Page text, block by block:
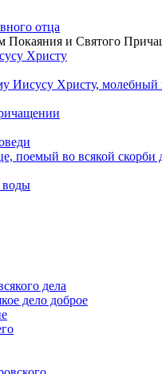
отца
Покаяния и Святого
Христу
Иисусу Христу,
поемый во всякой скорби
воды
дела
дело доброе